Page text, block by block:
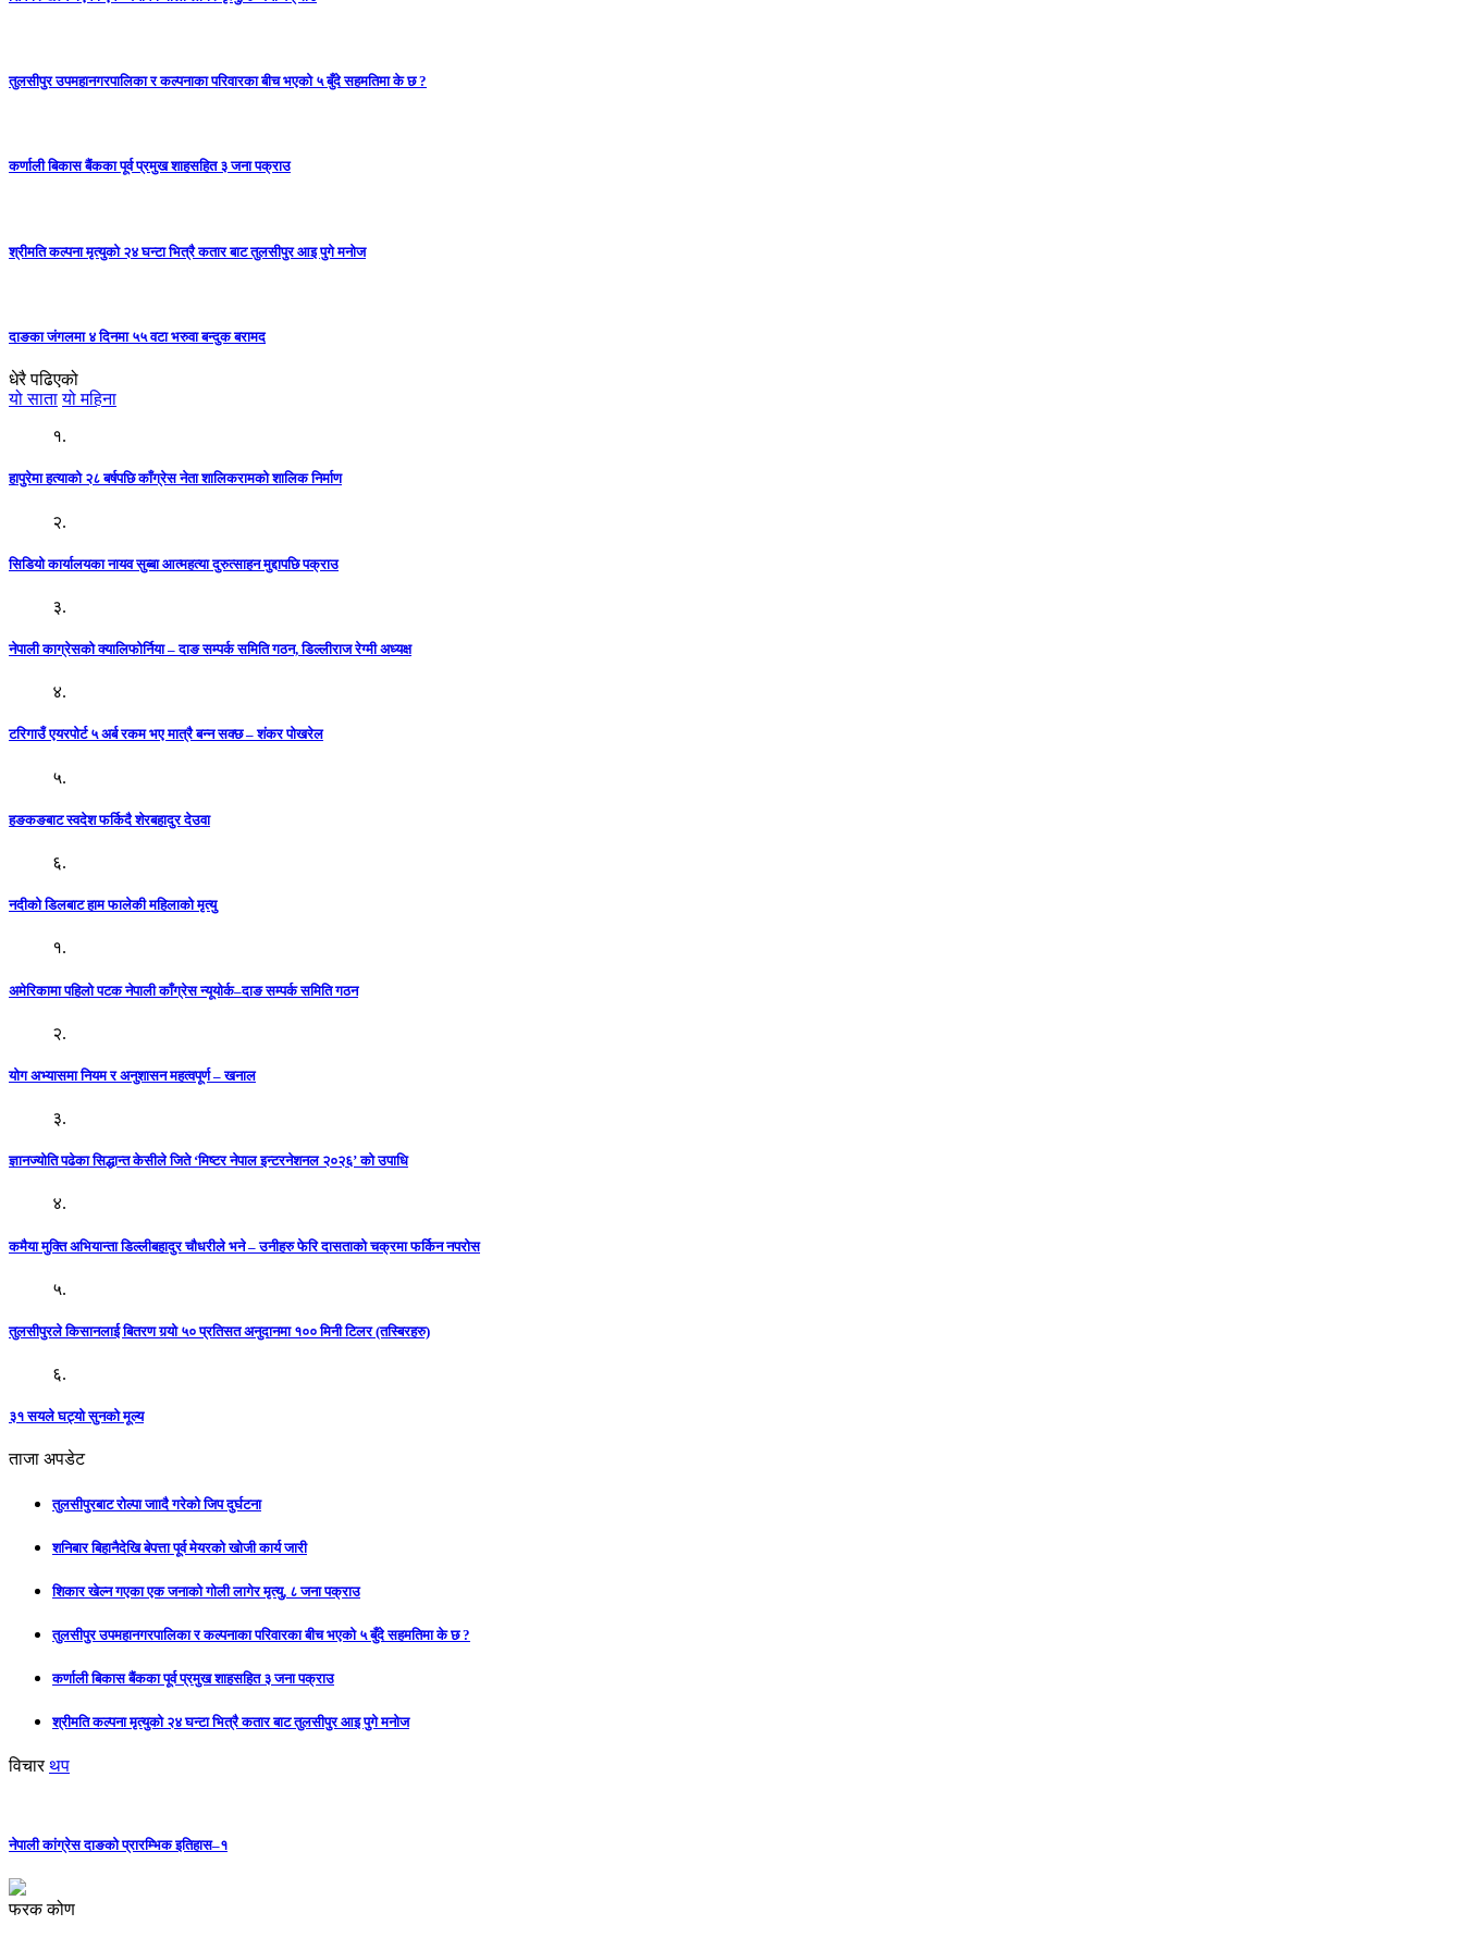
तुलसीपुर उपमहानगरपालिका र कल्पनाका परिवारका बीच भएको ५ बुँदे सहमतिमा के छ ?
कर्णाली बिकास बैंकका पूर्व प्रमुख शाहसहित ३ जना पक्राउ
श्रीमति कल्पना मृत्युको २४ घन्टा भित्रै कतार बाट तुलसीपुर आइ पुगे मनोज
दाङका जंगलमा ४ दिनमा ५५ वटा भरुवा बन्दुक बरामद
धेरै पढिएको
यो साता यो महिना
१.
हापुरेमा हत्याको २८ बर्षपछि काँग्रेस नेता शालिकरामको शालिक निर्माण
२.
सिडियो कार्यालयका नायव सुब्बा आत्महत्या दुरुत्साहन मुद्दापछि पक्राउ
३.
नेपाली काग्रेसको क्यालिफोर्निया – दाङ सम्पर्क समिति गठन, डिल्लीराज रेग्मी अध्यक्ष
४.
टरिगाउँ एयरपोर्ट ५ अर्ब रकम भए मात्रै बन्न सक्छ – शंकर पोखरेल
५.
हङकङबाट स्वदेश फर्किदै शेरबहादुर देउवा
६.
नदीको डिलबाट हाम फालेकी महिलाको मृत्यु
१.
अमेरिकामा पहिलो पटक नेपाली काँग्रेस न्यूयोर्क–दाङ सम्पर्क समिति गठन
२.
योग अभ्यासमा नियम र अनुशासन महत्वपूर्ण – खनाल
३.
ज्ञानज्योति पढेका सिद्धान्त केसीले जिते ‘मिष्टर नेपाल इन्टरनेशनल २०२६’ को उपाधि
४.
कमैया मुक्ति अभियान्ता डिल्लीबहादुर चौधरीले भने – उनीहरु फेरि दासताको चक्रमा फर्किन नपरोस
५.
तुलसीपुरले किसानलाई बितरण गर्‍यो ५० प्रतिसत अनुदानमा १०० मिनी टिलर (तस्बिरहरु)
६.
३१ सयले घट्यो सुनको मूल्य
ताजा अपडेट
तुलसीपुरबाट रोल्पा जाादै गरेको जिप दुर्घटना
शनिबार बिहानैदेखि बेपत्ता पूर्व मेयरको खोजी कार्य जारी
शिकार खेल्न गएका एक जनाको गोली लागेर मृत्यु, ८ जना पक्राउ
तुलसीपुर उपमहानगरपालिका र कल्पनाका परिवारका बीच भएको ५ बुँदे सहमतिमा के छ ?
कर्णाली बिकास बैंकका पूर्व प्रमुख शाहसहित ३ जना पक्राउ
श्रीमति कल्पना मृत्युको २४ घन्टा भित्रै कतार बाट तुलसीपुर आइ पुगे मनोज
विचार थप
नेपाली कांग्रेस दाङको प्रारम्भिक इतिहास–१
फरक कोण